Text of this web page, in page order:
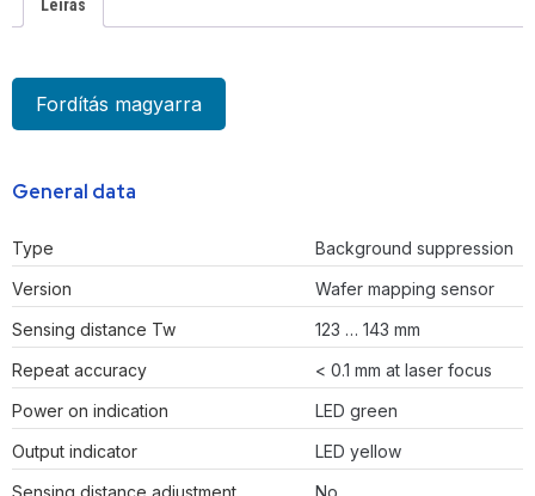
Leírás
Fordítás magyarra
General data
Type
Background suppression
Version
Wafer mapping sensor
Sensing distance Tw
123 … 143 mm
Repeat accuracy
< 0.1 mm at laser focus
Power on indication
LED green
Output indicator
LED yellow